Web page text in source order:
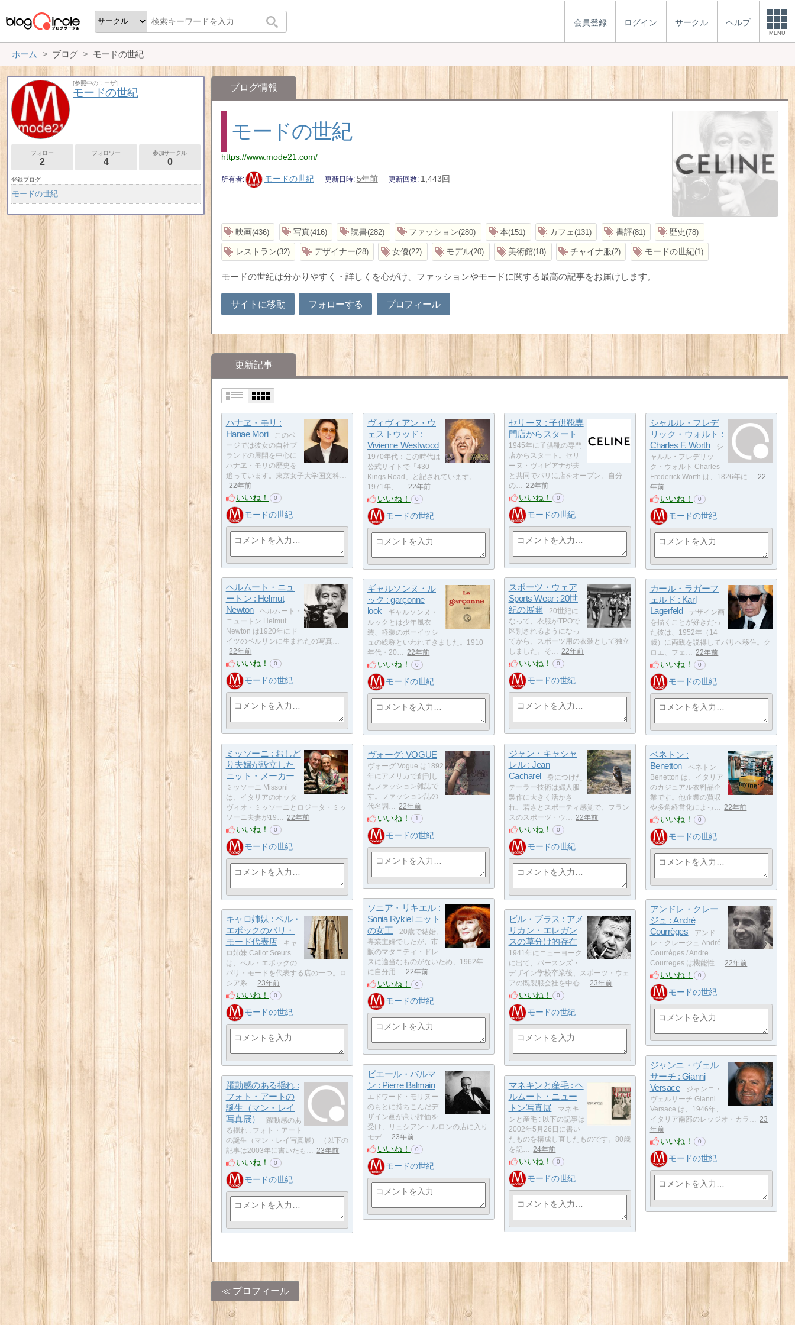
会員登録 ログイン サークル ヘルプ
MENU
ホーム ブログ モードの世紀
ブログ情報
モードの世紀
https://www.mode21.com/
所有者 モードの世紀 更新日時 5年前 更新回数 1,443回
映画 436 写真 416 読書 282 ファッション 280 本 151 カフェ 131 書評 81 歴史 78
レストラン 32 デザイナー 28 女優 22 モデル 20 美術館 18 チャイナ服 2 モードの世紀 1
モードの世紀は分かりやすく・詳しくを心がけ、ファッションやモードに関する最高の記事をお届けします。
サイトに移動 フォローする プロフィール
更新記事
ハナヱ・モリ :
Hanae Mori
このペ
ージでは彼女の自社ブ
ランドの展開を中心に
ハナヱ・モリの歴史を
追っています。東京女子大学国文科…
22年前
いいね！ 0
モードの世紀
ヴィヴィアン・ウ
ェストウッド :
Vivienne Westwood
1970年代：この時代は
公式サイトで「430
Kings Road」と記されています。
1971年、…
22年前
いいね！ 0
モードの世紀
セリーヌ : 子供靴専
門店からスタート
1945年に子供靴の専門
店からスタート。セリ
ーヌ・ヴィピアナが夫
と共同でパリに店をオープン。自分
の…
22年前
いいね！ 0
モードの世紀
シャルル・フレデ
リック・ウォルト :
Charles F. Worth
シ
ャルル・フレデリッ
ク・ウォルト Charles
Frederick Worth は、1826年に…
22
年前
いいね！ 0
モードの世紀
ヘルムート・ニュ
ートン : Helmut
Newton
ヘルムート・
ニュートン Helmut
Newton は1920年にド
イツのベルリンに生まれたの写真…
22年前
いいね！ 0
モードの世紀
スポーツ・ウェア
Sports Wear : 20世
紀の展開
20世紀に
なって、衣服がTPOで
区別されるようになっ
てから、スポーツ用の衣装として独立
しました。そ…
22年前
いいね！ 0
モードの世紀
ギャルソンヌ・ル
ック : garçonne
look
ギャルソンヌ・
ルックとは少年風衣
装、軽装のボーイッシ
ュの総称といわれてきました。1910
年代・20…
22年前
いいね！ 0
モードの世紀
カール・ラガーフ
ェルド : Karl
Lagerfeld
デザイン画
を描くことが好きだっ
た彼は、1952年（14
歳）に両親を説得してパリへ移住。ク
ロエ、フェ…
22年前
いいね！ 0
モードの世紀
ミッソーニ : おしど
り夫婦が設立した
ニット・メーカー
ミッソーニ Missoni
は、イタリアのオッタ
ヴィオ・ミッソーニとロジータ・ミッ
ソーニ夫妻が19…
22年前
いいね！ 0
モードの世紀
ジャン・キャシャ
レル : Jean
Cacharel
身につけた
テーラー技術は婦人服
製作に大きく活かさ
れ、若さとスポーティ感覚で、フラン
スのスポーツ・ウ…
22年前
いいね！ 0
モードの世紀
ヴォーグ: VOGUE
ヴォーグ Vogue は1892
年にアメリカで創刊し
たファッション雑誌で
す。ファッション誌の
代名詞…
22年前
いいね！ 1
モードの世紀
ベネトン :
Benetton
ベネトン
Benetton は、イタリア
のカジュアル衣料品企
業です。他企業の買収
や多角経営化によっ…
22年前
いいね！ 0
モードの世紀
ソニア・リキエル :
Sonia Rykiel ニット
の女王
20歳で結婚。
専業主婦でしたが、市
販のマタニティ・ドレ
スに適当なものがないため、1962年
に自分用…
22年前
いいね！ 0
モードの世紀
アンドレ・クレー
ジュ : André
Courrèges
アンド
レ・クレージュ André
Courrèges / Andre
Courreges は機能性…
22年前
いいね！ 0
モードの世紀
キャロ姉妹 : ベル・
エポックのパリ・
モード代表店
キャ
ロ姉妹 Callot Sœurs
は、ベル・エポックの
パリ・モードを代表する店の一つ。ロ
シア系…
23年前
いいね！ 0
モードの世紀
ビル・ブラス : アメ
リカン・エレガン
スの草分け的存在
1941年にニューヨーク
に出て、パースンズ・
デザイン学校卒業後、スポーツ・ウェ
アの既製服会社を中心…
23年前
いいね！ 0
モードの世紀
ジャンニ・ヴェル
サーチ : Gianni
Versace
ジャンニ・
ヴェルサーチ Gianni
Versace は、1946年、
イタリア南部のレッジオ・カラ…
23
年前
いいね！ 0
モードの世紀
ピエール・バルマ
ン : Pierre Balmain
エドワード・モリヌー
のもとに持ちこんだデ
ザイン画が高い評価を
受け、リュシアン・ルロンの店に入り
モデ…
23年前
いいね！ 0
モードの世紀
躍動感のある揺れ :
フォト・アートの
誕生（マン・レイ
写真展）
躍動感のあ
る揺れ : フォト・アート
の誕生（マン・レイ写真展） （以下の
記事は2003年に書いたも…
23年前
いいね！ 0
モードの世紀
マネキンと産毛 : ヘ
ルムート・ニュー
トン写真展
マネキ
ンと産毛 : 以下の記事は
2002年5月26日に書い
たものを構成し直したものです。80歳
を記…
24年前
いいね！ 0
モードの世紀
プロフィール
[参照中のユーザ]
モードの世紀
フォロー
2
フォロワー
4
参加サークル
0
登録ブログ
モードの世紀